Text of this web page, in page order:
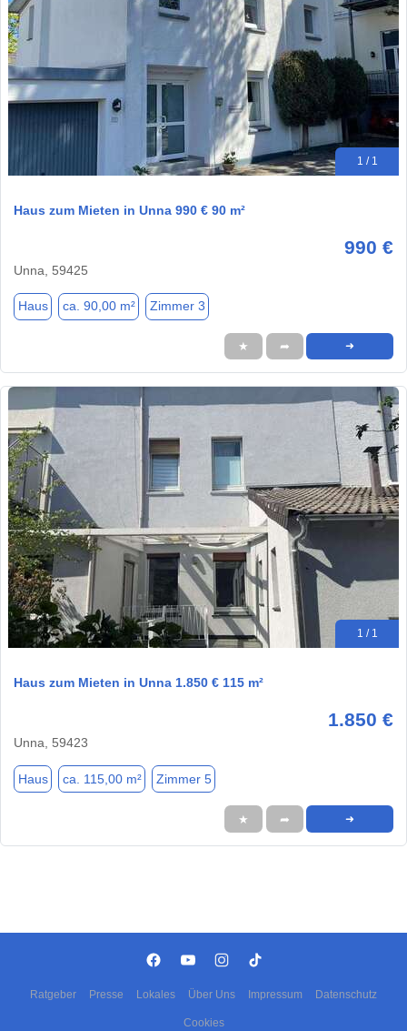
1 / 1
Haus zum Mieten in Unna 990 € 90 m²
990 €
Unna, 59425
Haus ca. 90,00 m² Zimmer 3
★ ➦ ➜
1 / 1
Haus zum Mieten in Unna 1.850 € 115 m²
1.850 €
Unna, 59423
Haus ca. 115,00 m² Zimmer 5
★ ➦ ➜
Ratgeber Presse Lokales Über Uns Impressum Datenschutz
Cookies